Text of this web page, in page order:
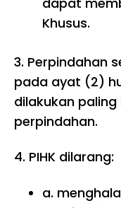
Khusus.
3. Perpindahan
pada ayat (2)
dilakukan
perpindahan.
4. PIHK dilarang:
a.